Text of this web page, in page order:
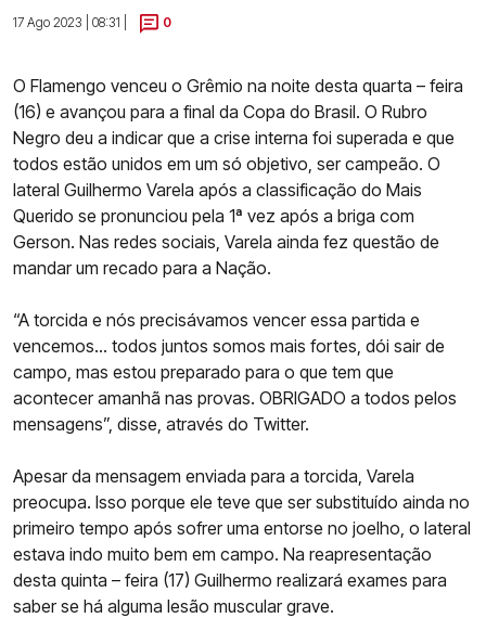
17 Ago 2023 | 08:31 |
0
O Flamengo venceu o Grêmio na noite desta quarta – feira
(16) e avançou para a final da Copa do Brasil. O Rubro
Negro deu a indicar que a crise interna foi superada e que
todos estão unidos em um só objetivo, ser campeão. O
lateral Guilhermo Varela após a classificação do Mais
Querido se pronunciou pela 1ª vez após a briga com
Gerson. Nas redes sociais, Varela ainda fez questão de
mandar um recado para a Nação.
“A torcida e nós precisávamos vencer essa partida e
vencemos… todos juntos somos mais fortes, dói sair de
campo, mas estou preparado para o que tem que
acontecer amanhã nas provas. OBRIGADO a todos pelos
mensagens”, disse, através do Twitter.
Apesar da mensagem enviada para a torcida, Varela
preocupa. Isso porque ele teve que ser substituído ainda no
primeiro tempo após sofrer uma entorse no joelho, o lateral
estava indo muito bem em campo. Na reapresentação
desta quinta – feira (17) Guilhermo realizará exames para
saber se há alguma lesão muscular grave.